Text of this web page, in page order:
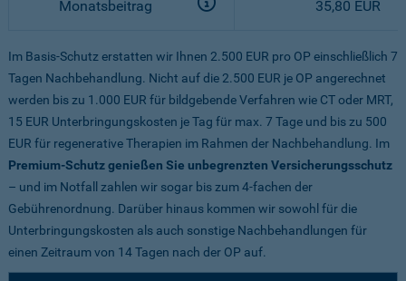
Monatsbeitrag 35,80 EUR
Im Basis-Schutz erstatten wir Ihnen 2.500 EUR pro OP einschließlich 7
Tagen Nachbehandlung. Nicht auf die 2.500 EUR je OP angerechnet
werden bis zu 1.000 EUR für bildgebende Verfahren wie CT oder MRT,
15 EUR Unterbringungskosten je Tag für max. 7 Tage und bis zu 500
EUR für regenerative Therapien im Rahmen der Nachbehandlung. Im
Premium-Schutz genießen Sie unbegrenzten Versicherungsschutz
– und im Notfall zahlen wir sogar bis zum 4-fachen der
Gebührenordnung. Darüber hinaus kommen wir sowohl für die
Unterbringungskosten als auch sonstige Nachbehandlungen für
einen Zeitraum von 14 Tagen nach der OP auf.